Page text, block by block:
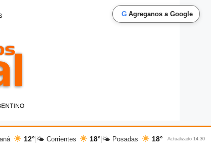
G Agreganos a Google
12° 🌤 Corrientes 18° 🌤 Posadas 18° Actualizado 14:30